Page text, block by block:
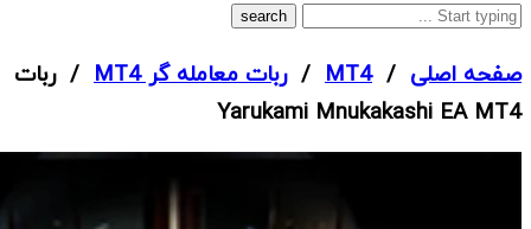
are
looking
for?
صفحه اصلی /
MT4
/ربات معامله گر MT4
/ ربات
Yarukami Mnukakashi EA MT4